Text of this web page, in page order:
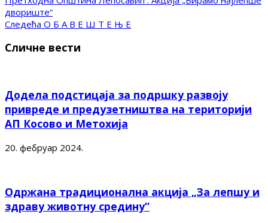
двориште“
Следећа О Б А В Е Ш Т Е Њ Е
Сличне вести
Додела подстицаја за подршку развоју
привреде и предузетништва на територији
АП Косово и Метохија
20. фебруар 2024.
Одржана традиционална акција „За лепшу и
здраву животну средину“